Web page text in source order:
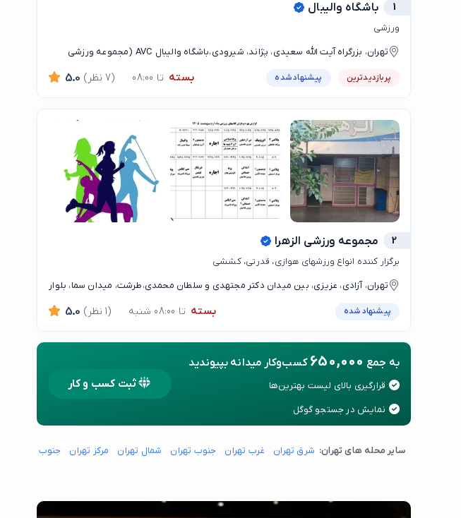
1 باشگاه والیبال
ورزشی
تهران، بزرگراه آیت الله سعیدی، پژاند، شیرودی،باشگاه والیبال AVC (مجموعه ورزشی
پربازدیدترین پیشنهاد شده بسته تا 08:00 5.0 (7 نظر)
2 مجموعه ورزشی الزهرا
برگزار کننده انواع ورزشهای هوازی، قدرتی، کششی
تهران، آزادی، عزیزی، بین میدان دکتر مجتهدی و سلطان محمدی،طرشت، میدان سما، بلوار
پیشنهاد شده بسته تا 08:00 شنبه 5.0 (1 نظر)
به جمع 650,000 کسب‌وکار میدانه بپیوندید
قرارگیری بالای لیست بهترین‌ها
نمایش در جستجو گوگل
ثبت کسب و کار
سایر محله های تهران: شرق تهران غرب تهران جنوب تهران شمال تهران مرکز تهران جنوب شرق تهران